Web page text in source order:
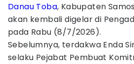
Danau Toba, Kabupaten
akan kembali digelar di
pada Rabu (8/7/2026).
Sebelumnya, terdakwa Enda
selaku Pejabat Pembuat